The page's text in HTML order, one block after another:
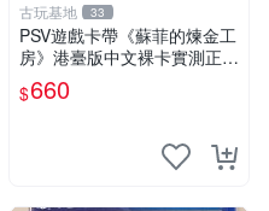
古玩基地 33
PSV遊戲卡帶《蘇菲的煉金工
房》港臺版中文裸卡實測正常
嚴選直銷僅售不退不換單次2
張起享優惠 煉金工房 游戲卡
$660